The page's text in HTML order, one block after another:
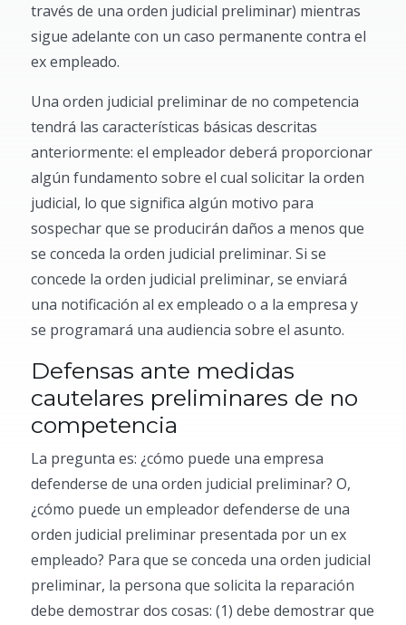
través de una orden judicial preliminar) mientras
sigue adelante con un caso permanente contra el
ex empleado.
Una orden judicial preliminar de no competencia
tendrá las características básicas descritas
anteriormente: el empleador deberá proporcionar
algún fundamento sobre el cual solicitar la orden
judicial, lo que significa algún motivo para
sospechar que se producirán daños a menos que
se conceda la orden judicial preliminar. Si se
concede la orden judicial preliminar, se enviará
una notificación al ex empleado o a la empresa y
se programará una audiencia sobre el asunto.
Defensas ante medidas
cautelares preliminares de no
competencia
La pregunta es: ¿cómo puede una empresa
defenderse de una orden judicial preliminar? O,
¿cómo puede un empleador defenderse de una
orden judicial preliminar presentada por un ex
empleado? Para que se conceda una orden judicial
preliminar, la persona que solicita la reparación
debe demostrar dos cosas: (1) debe demostrar que